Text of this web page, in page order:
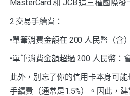
MasterCard 和 JCB 這三種國際發
2.交易手續費：
•單筆消費金額在 200 人民幣（含
•單筆消費金額超過 200 人民幣：
此外，別忘了你的信用卡本身可
手續費（通常是1.5%）。因此，